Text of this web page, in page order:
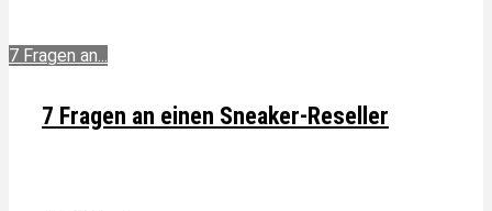
7 Fragen an...
7 Fragen an einen Sneaker-Reseller